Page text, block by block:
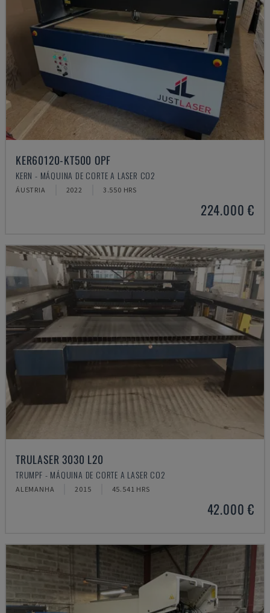
KER60120-KT500 OPF
KERN - MÁQUINA DE CORTE A LASER CO2
ÁUSTRIA 2022 3.550 HRS
224.000 €
TRULASER 3030 L20
TRUMPF - MÁQUINA DE CORTE A LASER CO2
ALEMANHA 2015 45.541 HRS
42.000 €